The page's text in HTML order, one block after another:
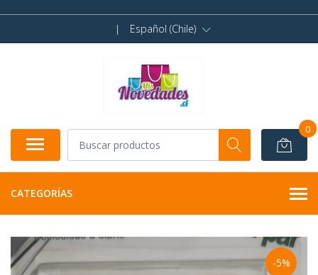
| Español (Chile)
0
CATEGORÍAS
-5%